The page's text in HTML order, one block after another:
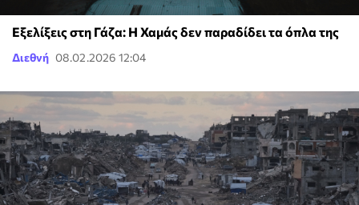
Εξελίξεις στη Γάζα: Η Χαμάς δεν παραδίδει τα όπλα της
Διεθνή 08.02.2026 12:04